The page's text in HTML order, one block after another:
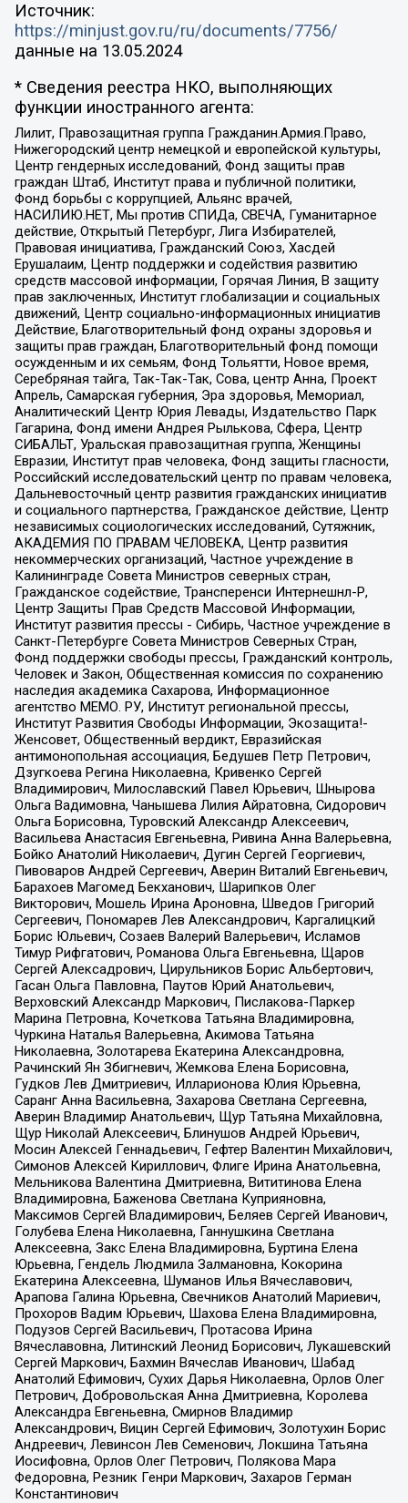
Источник:
https://minjust.gov.ru/ru/documents/7756/
данные на 13.05.2024
* Сведения реестра НКО, выполняющих
функции иностранного агента:
Лилит, Правозащитная группа Гражданин.Армия.Право,
Нижегородский центр немецкой и европейской культуры,
Центр гендерных исследований, Фонд защиты прав
граждан Штаб, Институт права и публичной политики,
Фонд борьбы с коррупцией, Альянс врачей,
НАСИЛИЮ.НЕТ, Мы против СПИДа, СВЕЧА, Гуманитарное
действие, Открытый Петербург, Лига Избирателей,
Правовая инициатива, Гражданский Союз, Хасдей
Ерушалаим, Центр поддержки и содействия развитию
средств массовой информации, Горячая Линия, В защиту
прав заключенных, Институт глобализации и социальных
движений, Центр социально-информационных инициатив
Действие, Благотворительный фонд охраны здоровья и
защиты прав граждан, Благотворительный фонд помощи
осужденным и их семьям, Фонд Тольятти, Новое время,
Серебряная тайга, Так-Так-Так, Сова, центр Анна, Проект
Апрель, Самарская губерния, Эра здоровья, Мемориал,
Аналитический Центр Юрия Левады, Издательство Парк
Гагарина, Фонд имени Андрея Рылькова, Сфера, Центр
СИБАЛЬТ, Уральская правозащитная группа, Женщины
Евразии, Институт прав человека, Фонд защиты гласности,
Российский исследовательский центр по правам человека,
Дальневосточный центр развития гражданских инициатив
и социального партнерства, Гражданское действие, Центр
независимых социологических исследований, Сутяжник,
АКАДЕМИЯ ПО ПРАВАМ ЧЕЛОВЕКА, Центр развития
некоммерческих организаций, Частное учреждение в
Калининграде Совета Министров северных стран,
Гражданское содействие, Трансперенси Интернешнл-Р,
Центр Защиты Прав Средств Массовой Информации,
Институт развития прессы - Сибирь, Частное учреждение в
Санкт-Петербурге Совета Министров Северных Стран,
Фонд поддержки свободы прессы, Гражданский контроль,
Человек и Закон, Общественная комиссия по сохранению
наследия академика Сахарова, Информационное
агентство МЕМО. РУ, Институт региональной прессы,
Институт Развития Свободы Информации, Экозащита!-
Женсовет, Общественный вердикт, Евразийская
антимонопольная ассоциация, Бедушев Петр Петрович,
Дзугкоева Регина Николаевна, Кривенко Сергей
Владимирович, Милославский Павел Юрьевич, Шнырова
Ольга Вадимовна, Чанышева Лилия Айратовна, Сидорович
Ольга Борисовна, Туровский Александр Алексеевич,
Васильева Анастасия Евгеньевна, Ривина Анна Валерьевна,
Бойко Анатолий Николаевич, Дугин Сергей Георгиевич,
Пивоваров Андрей Сергеевич, Аверин Виталий Евгеньевич,
Барахоев Магомед Бекханович, Шарипков Олег
Викторович, Мошель Ирина Ароновна, Шведов Григорий
Сергеевич, Пономарев Лев Александрович, Каргалицкий
Борис Юльевич, Созаев Валерий Валерьевич, Исламов
Тимур Рифгатович, Романова Ольга Евгеньевна, Щаров
Сергей Алексадрович, Цирульников Борис Альбертович,
Гасан Ольга Павловна, Паутов Юрий Анатольевич,
Верховский Александр Маркович, Пислакова-Паркер
Марина Петровна, Кочеткова Татьяна Владимировна,
Чуркина Наталья Валерьевна, Акимова Татьяна
Николаевна, Золотарева Екатерина Александровна,
Рачинский Ян Збигневич, Жемкова Елена Борисовна,
Гудков Лев Дмитриевич, Илларионова Юлия Юрьевна,
Саранг Анна Васильевна, Захарова Светлана Сергеевна,
Аверин Владимир Анатольевич, Щур Татьяна Михайловна,
Щур Николай Алексеевич, Блинушов Андрей Юрьевич,
Мосин Алексей Геннадьевич, Гефтер Валентин Михайлович,
Симонов Алексей Кириллович, Флиге Ирина Анатольевна,
Мельникова Валентина Дмитриевна, Вититинова Елена
Владимировна, Баженова Светлана Куприяновна,
Максимов Сергей Владимирович, Беляев Сергей Иванович,
Голубева Елена Николаевна, Ганнушкина Светлана
Алексеевна, Закс Елена Владимировна, Буртина Елена
Юрьевна, Гендель Людмила Залмановна, Кокорина
Екатерина Алексеевна, Шуманов Илья Вячеславович,
Арапова Галина Юрьевна, Свечников Анатолий Мариевич,
Прохоров Вадим Юрьевич, Шахова Елена Владимировна,
Подузов Сергей Васильевич, Протасова Ирина
Вячеславовна, Литинский Леонид Борисович, Лукашевский
Сергей Маркович, Бахмин Вячеслав Иванович, Шабад
Анатолий Ефимович, Сухих Дарья Николаевна, Орлов Олег
Петрович, Добровольская Анна Дмитриевна, Королева
Александра Евгеньевна, Смирнов Владимир
Александрович, Вицин Сергей Ефимович, Золотухин Борис
Андреевич, Левинсон Лев Семенович, Локшина Татьяна
Иосифовна, Орлов Олег Петрович, Полякова Мара
Федоровна, Резник Генри Маркович, Захаров Герман
Константинович